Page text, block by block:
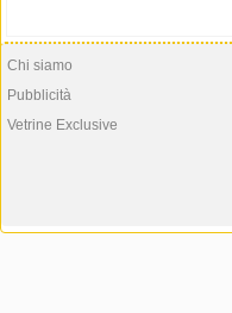
Chi siamo
Pubblicità
Vetrine Exclusive